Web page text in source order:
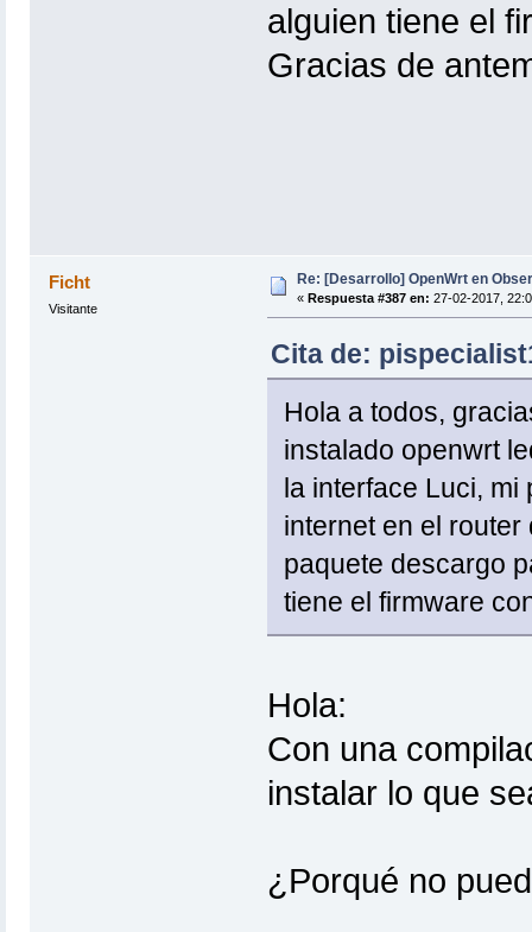
alguien tiene el
Gracias de
Ficht
Visitante
Re: [Desarrollo] OpenWrt en
« Respuesta #387 en: 27-02-2017,
Cita de:
Hola a todos,
instalado openwrt
la interface Luci, mi
internet en el
paquete descargo
tiene el firmware
Hola:
Con una
instalar lo que
¿Porqué no